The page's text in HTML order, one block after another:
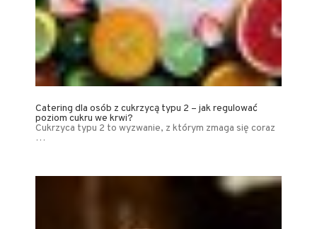
Catering dla osób z cukrzycą typu 2 – jak regulować
poziom cukru we krwi?
Cukrzyca typu 2 to wyzwanie, z którym zmaga się coraz
…